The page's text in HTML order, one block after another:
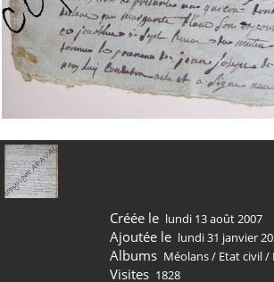
Créée le lundi 13 août 2007
Ajoutée le lundi 31 janvier
Albums Méolans/ Etat civil/
Visites 1828